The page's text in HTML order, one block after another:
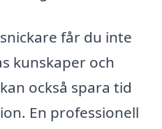
får du inte
kunskaper och
också spara tid
En professionell